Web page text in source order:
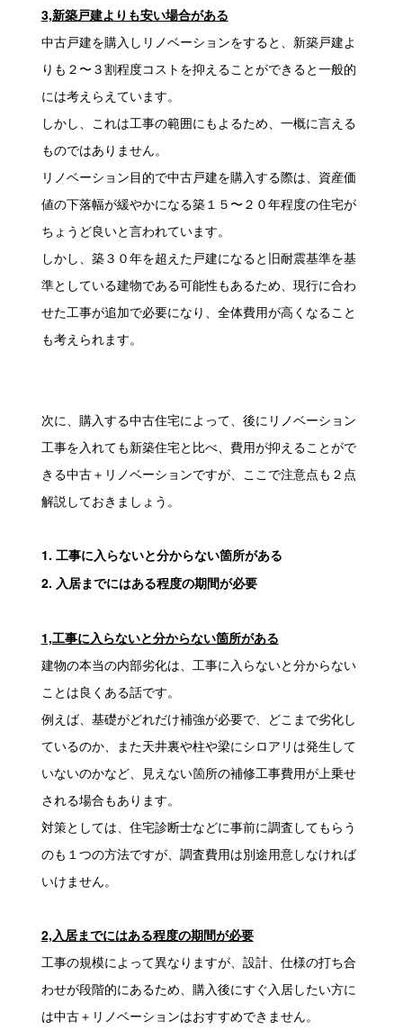
3,新築戸建よりも安い場合がある
中古戸建を購入しリノベーションをすると、新築戸建よ
りも２〜３割程度コストを抑えることができると一般的
には考えらえています。
しかし、これは工事の範囲にもよるため、一概に言える
ものではありません。
リノベーション目的で中古戸建を購入する際は、資産価
値の下落幅が緩やかになる築１５〜２０年程度の住宅が
ちょうど良いと言われています。
しかし、築３０年を超えた戸建になると旧耐震基準を基
準としている建物である可能性もあるため、現行に合わ
せた工事が追加で必要になり、全体費用が高くなること
も考えられます。
次に、購入する中古住宅によって、後にリノベーション
工事を入れても新築住宅と比べ、費用が抑えることがで
きる中古＋リノベーションですが、ここで注意点も２点
解説しておきましょう。
1. 工事に入らないと分からない箇所がある
2. 入居までにはある程度の期間が必要
1,工事に入らないと分からない箇所がある
建物の本当の内部劣化は、工事に入らないと分からない
ことは良くある話です。
例えば、基礎がどれだけ補強が必要で、どこまで劣化し
ているのか、また天井裏や柱や梁にシロアリは発生して
いないのかなど、見えない箇所の補修工事費用が上乗せ
される場合もあります。
対策としては、住宅診断士などに事前に調査してもらう
のも１つの方法ですが、調査費用は別途用意しなければ
いけません。
2,入居までにはある程度の期間が必要
工事の規模によって異なりますが、設計、仕様の打ち合
わせが段階的にあるため、購入後にすぐ入居したい方に
は中古＋リノベーションはおすすめできません。